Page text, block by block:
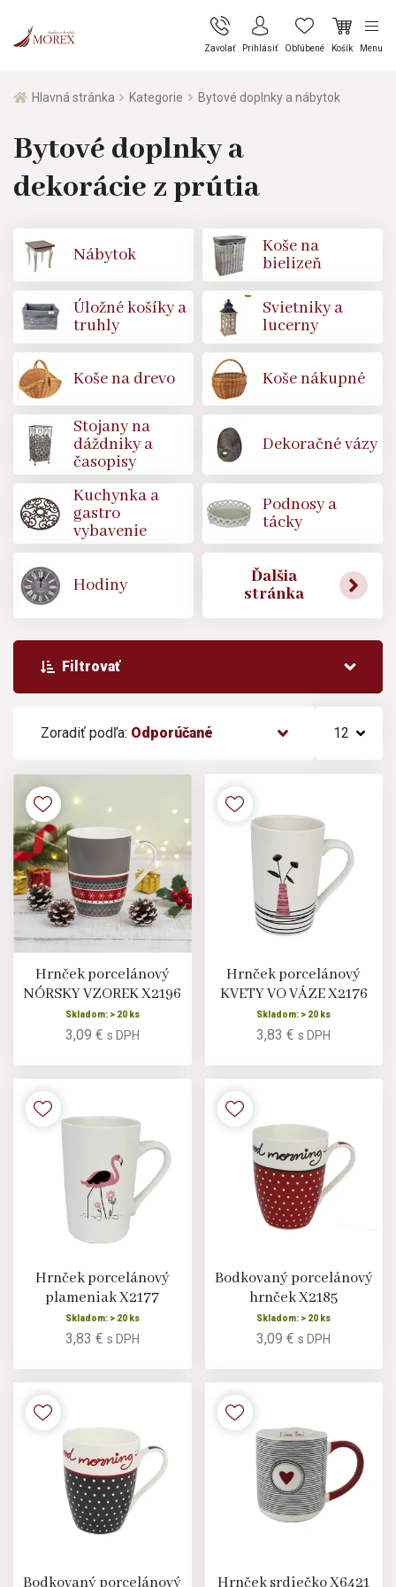
Zavolať Prihlásiť Obľúbené Košík Menu
Hlavná stránka Kategorie Bytové doplnky a nábytok
Bytové doplnky a
dekorácie z prútia
Nábytok
Koše na
bielizeň
Úložné košíky a
truhly
Svietniky a
lucerny
Koše na drevo Koše nákupné
Stojany na
dáždniky a
časopisy
Dekoračné vázy
Kuchynka a
gastro
vybavenie
Podnosy a
tácky
Hodiny
Ďalšia
stránka
Zoradiť podľa: Odporúčané 12
Filtrovať
Hrnček porcelánový
NÓRSKY VZOREK X2196
Skladom: > 20 ks
3,09 € s DPH
Hrnček porcelánový
KVETY VO VÁZE X2176
Skladom: > 20 ks
3,83 €s DPH
Hrnček porcelánový
plameniak X2177
Skladom: > 20 ks
3,83 € s DPH
Bodkovaný porcelánový
hrnček X2185
Skladom: > 20 ks
3,09 €s DPH
Bodkovaný porcelánový Hrnček srdiečko X6421